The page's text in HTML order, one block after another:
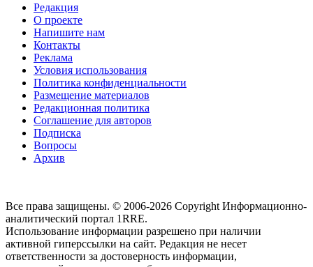
Редакция
О проекте
Напишите нам
Контакты
Реклама
Условия использования
Политика конфиденциальности
Размещение материалов
Редакционная политика
Соглашение для авторов
Подписка
Вопросы
Архив
Все права защищены. © 2006-2026 Copyright Информационно-
аналитический портал 1RRE.
Использование информации разрешено при наличии
активной гиперссылки на сайт. Редакция не несет
ответственности за достоверность информации,